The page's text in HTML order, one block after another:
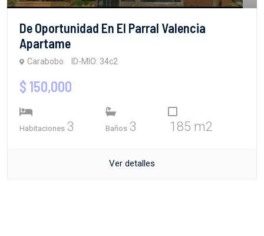
De Oportunidad En El Parral Valencia
Apartame
Carabobo ID-MIO: 34c2
$ 150,000
Habitaciones 3 Baños 3 185 m2
Ver detalles